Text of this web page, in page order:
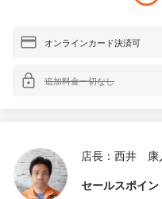
オンラインカード決済可
追加料金一切なし
店長：西井 康
セールスポイン